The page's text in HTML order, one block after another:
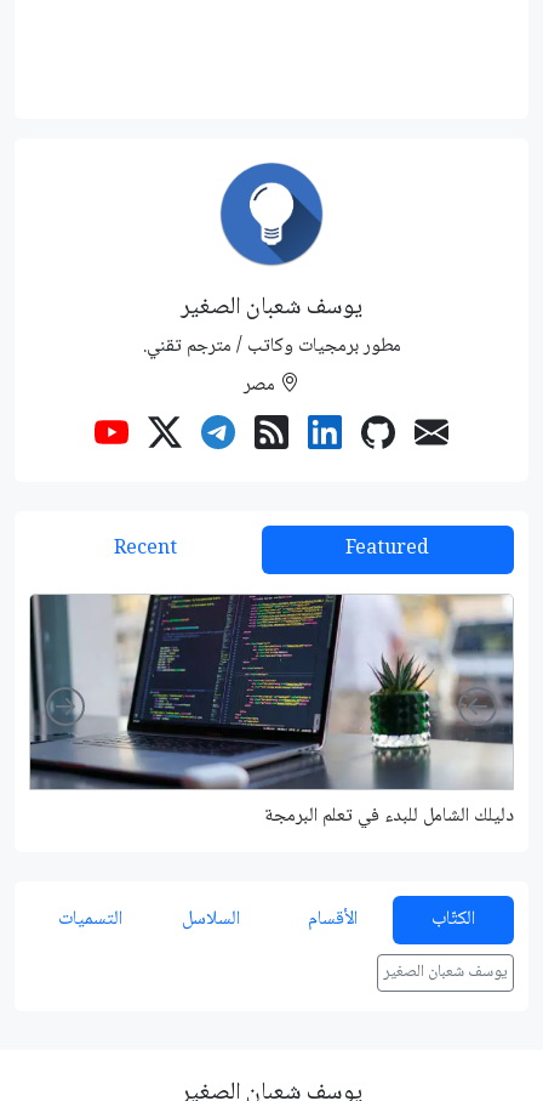
يوسف شعبان الصغير
مطور برمجيات وكاتب / مترجم تقني.
مصر
Featured
Recent
دليلك الشامل للبدء في تعلم البرمجة
Left
الكتّاب الأقسام السلاسل التسميات
يوسف شعبان الصغير